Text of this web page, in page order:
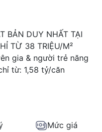
BẢN DUY NHẤT TẠI
TỪ 38 TRIỆU/M²
gia & người trẻ năng
từ: 1,58 tỷ/căn
Mức giá